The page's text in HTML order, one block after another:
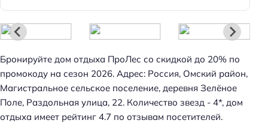
Бронируйте дом отдыха ПроЛес со скидкой до 20% по
промокоду на сезон 2026. Адрес: Россия, Омский район,
Магистральное сельское поселение, деревня Зелёное
Поле, Раздольная улица, 22. Количество звезд - 4*, дом
отдыха имеет рейтинг 4.7 по отзывам посетителей.